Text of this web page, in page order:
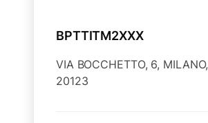
BPTTITM2XXX
VIA BOCCHETTO, 6, MILANO,
20123